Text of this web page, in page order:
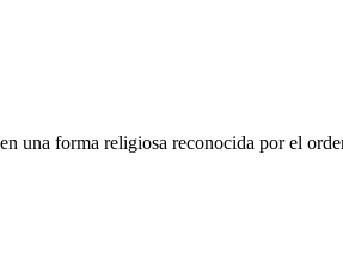
una forma religiosa reconocida por el